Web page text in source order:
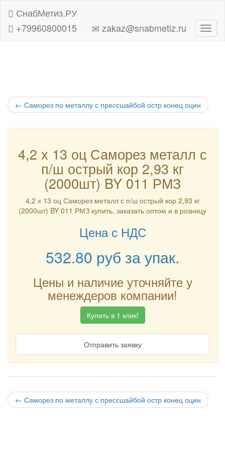
СнабМетиз.РУ
+79960800015
zakaz@snabmetiz.ru
← Саморез по металлу с прессшайбой остр конец оцин
4,2 х 13 оц Саморез металл с
п/ш острый кор 2,93 кг
(2000шт) BY 011 РМЗ
4,2 х 13 оц Саморез металл с п/ш острый кор 2,93 кг
(2000шт) BY 011 РМЗ купить, заказать оптом и в розницу
Цена с НДС
532.80 руб за упак.
Цены и наличие уточняйте у
менеждеров компании!
Купить в 1 клик!
Отправить заявку
← Саморез по металлу с прессшайбой остр конец оцин